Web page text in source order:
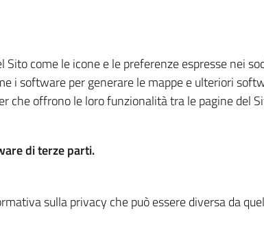
come le icone e le preferenze espresse nei
i software per generare le mappe e ulteriori
che offrono le loro funzionalità tra le pagine del
di terze parti.
sulla privacy che può essere diversa da